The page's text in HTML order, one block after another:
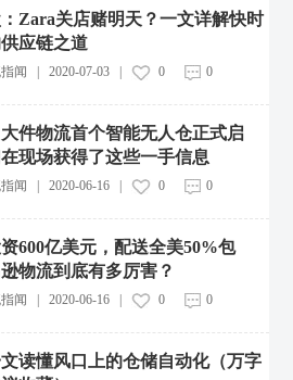
Zara关店赌明天？一文详解快时
应链之道
闻 2020-07-03| 0 0
件物流首个智能无人仓正式启
现场获得了这些一手信息
闻 2020-06-16| 0 0
600亿美元，配送全美50%包
物流到底有多厉害？
闻 2020-06-16| 0 0
读懂风口上的仓储自动化（万字